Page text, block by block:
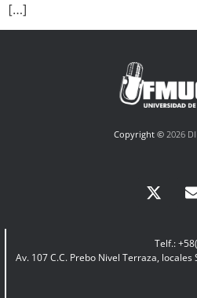
[…]
Copyright © 2026
Telf.:
Av. 107 C.C. Prebo Nivel Terraza, locales